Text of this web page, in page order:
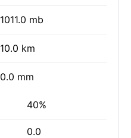
1011.0 mb
10.0 km
0.0 mm
40%
0.0